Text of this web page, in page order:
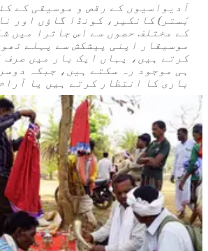
آدیواسیوں کے رقص و موسیقی کے
بَستر) کانکیر، کونڈا گاؤں اور
کے مختلف حصوں سے اس جاترا میں
موسیقار اپنی پیشکش سے پہلے
کرتے ہیں، یہاں ایک بار میں صرف
ہی موجود رہ سکتے ہیں، جبکہ
باری کا انتظار کرتے ہیں یا